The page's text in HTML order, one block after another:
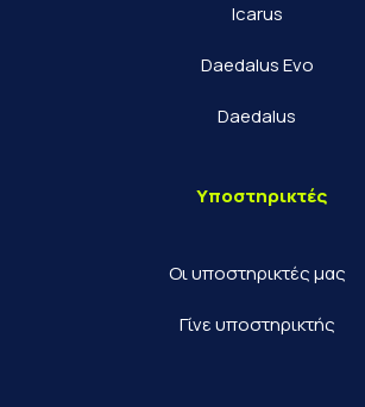
Icarus
Daedalus Evo
Daedalus
Υποστηρικτές
Οι υποστηρικτές μας
Γίνε υποστηρικτής